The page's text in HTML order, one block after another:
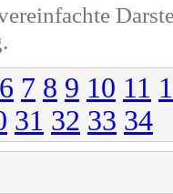
6 7 8 9 10 11
31 32 33 34